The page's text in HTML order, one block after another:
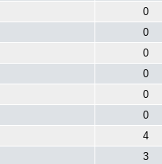
0
0
0
0
0
0
4
3